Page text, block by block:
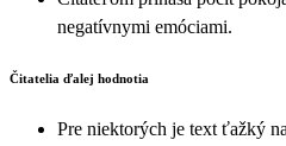
negatívnymi emóciami.
Čitatelia ďalej hodnotia
Pre niektorých je text ťažký